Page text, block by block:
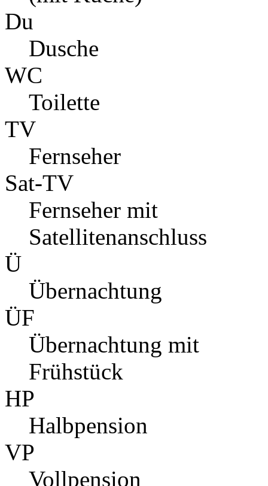
Du
Dusche
WC
Toilette
TV
Fernseher
Sat-TV
Fernseher mit
Satellitenanschluss
Ü
Übernachtung
ÜF
Übernachtung mit
Frühstück
HP
Halbpension
VP
Vollpension